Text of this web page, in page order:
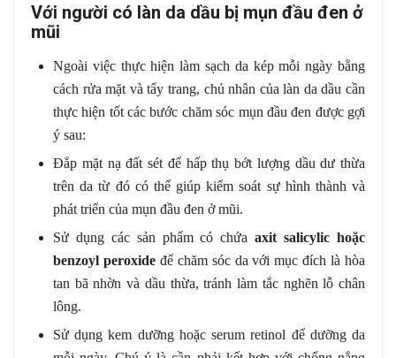
Với người có làn da dầu bị mụn đầu đen ở
mũi
Ngoài việc thực hiện làm sạch da kép mỗi ngày bằng
cách rửa mặt và tẩy trang, chủ nhân của làn da dầu cần
thực hiện tốt các bước chăm sóc mụn đầu đen được gợi
ý sau:
Đắp mặt nạ đất sét để hấp thụ bớt lượng dầu dư thừa
trên da từ đó có thể giúp kiểm soát sự hình thành và
phát triển của mụn đầu đen ở mũi.
Sử dụng các sản phẩm có chứaaxit salicylic hoặc
benzoyl peroxideđể chăm sóc da với mục đích là hòa
tan bã nhờn và dầu thừa, tránh làm tắc nghẽn lỗ chân
lông.
Sử dụng kem dưỡng hoặc serum retinol để dưỡng da